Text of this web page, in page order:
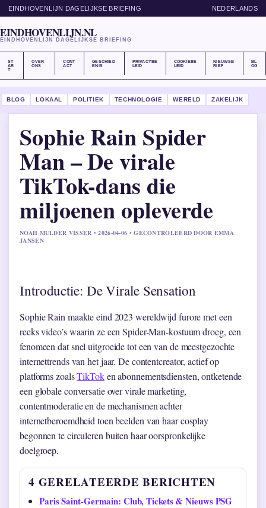
EINDHOVENLIJN DAGELIJKSE BRIEFING NEDERLANDS
EINDHOVENLIJN.NL
EINDHOVENLIJN DAGELIJKSE BRIEFING
ST
AR
T
OVER
ONS
CONT
ACT
GESCHIED
ENIS
PRIVACYBE
LEID
COOKIEBE
LEID
NIEUWSB
RIEF
BL
OG
BLOG LOKAAL POLITIEK TECHNOLOGIE WERELD ZAKELIJK
Sophie Rain Spider
Man – De virale
TikTok-dans die
miljoenen opleverde
NOAH MULDER VISSER • 2026-04-06 • GECONTROLEERD DOOR EMMA
JANSEN
Introductie: De Virale Sensation
Sophie Rain maakte eind 2023 wereldwijd furore met een
reeks video’s waarin ze een Spider-Man-kostuum droeg, een
fenomeen dat snel uitgroeide tot een van de meestgezochte
internettrends van het jaar. De contentcreator, actief op
platforms zoalsTikToken abonnementsdiensten, ontketende
een globale conversatie over virale marketing,
contentmoderatie en de mechanismen achter
internetberoemdheid toen beelden van haar cosplay
begonnen te circuleren buiten haar oorspronkelijke
doelgroep.
4 GERELATEERDE BERICHTEN
Paris Saint-Germain: Club, Tickets & Nieuws PSG